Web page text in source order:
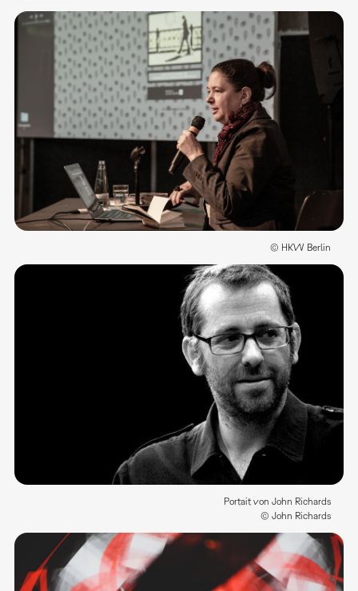
© HKW Berlin
Portait von John Richards
© John Richards